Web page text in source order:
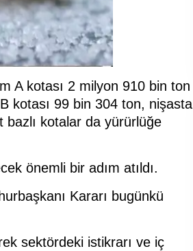
A kotası 2 milyon 910 bin ton
kotası 99 bin 304 ton, nişasta
bazlı kotalar da yürürlüğe
önemli bir adım atıldı.
Kararı bugünkü
sektördeki istikrarı ve iç